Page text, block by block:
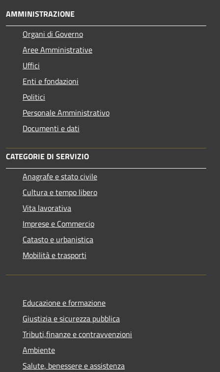
AMMINISTRAZIONE
Organi di Governo
Aree Amministrative
Uffici
Enti e fondazioni
Politici
Personale Amministrativo
Documenti e dati
CATEGORIE DI SERVIZIO
Anagrafe e stato civile
Cultura e tempo libero
Vita lavorativa
Imprese e Commercio
Catasto e urbanistica
Mobilità e trasporti
Educazione e formazione
Giustizia e sicurezza pubblica
Tributi,finanze e contravvenzioni
Ambiente
Salute, benessere e assistenza